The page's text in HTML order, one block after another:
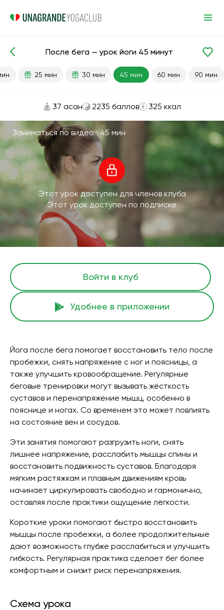
Готовые уроки Спорт Бег
После бега — урок йоги 45 минут
25 мин 30 мин 45 мин 60 мин 90 мин
37 асан 2235 баллов 325 ккал
Заниматься по видео ·45 мин
Этот урок доступен для членов клуба
Этот урок доступен по подписке
Войти в клуб
Удобнее в приложении
Йога после бега помогает восстановить тело после
пробежки, снять напряжение с ног и поясницы, а
также улучшить кровообращение. Регулярные
беговые тренировки могут вызывать жёсткость
суставов и перенапряжение мышц, особенно в
пояснице и ногах. Со временем это может повлиять
на состояние вен и сосудов.
Эти занятия помогают разгрузить ноги, снять
лишнее напряжение, расслабить мышцы спины и
восстановить подвижность суставов. Благодаря
мягким растяжкам и плавным движениям кровь
начинает циркулировать свободно и гармонично,
оставляя после практики ощущение лёгкости.
Короткие уроки помогают быстро восстановить
мышцы после пробежки, а более продолжительные
дают возможность глубже расслабиться и улучшить
гибкость. Регулярная практика сделает бег более
комфортным и снизит риск перенапряжения.
Схема урока